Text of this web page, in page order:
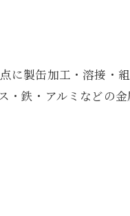
に製缶加工・溶接・
・鉄・アルミなどの